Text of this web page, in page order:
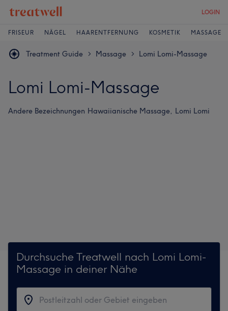
LOGIN
FRISEUR NÄGEL HAARENTFERNUNG KOSMETIK MASSAGE
Treatment Guide > Massage > Lomi Lomi-Massage
Lomi Lomi-Massage
Andere Bezeichnungen Hawaiianische Massage, Lomi Lomi
Durchsuche Treatwell nach Lomi Lomi-
Massage in deiner Nähe